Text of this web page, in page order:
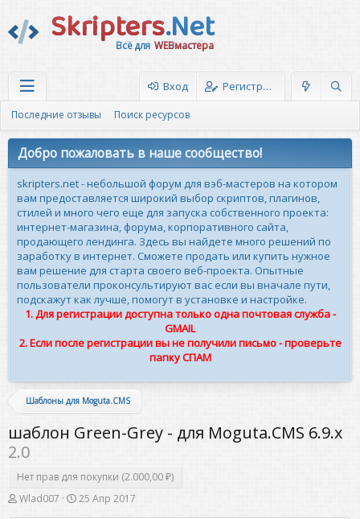
Skripters.Net
Всё для WEBмастера
Вход Регистрация
Последние отзывы Поиск ресурсов
Добро пожаловать в наше сообщество!
skripters.net - небольшой форум для вэб-мастеров на котором
вам предоставляется широкий выбор скриптов, плагинов,
стилей и много чего еще для запуска собственного проекта:
интернет-магазина, форума, корпоративного сайта,
продающего лендинга. Здесь вы найдете много решений по
заработку в интернет. Сможете продать или купить нужное
вам решение для старта своего веб-проекта. Опытные
пользователи проконсультируют вас если вы вначале пути,
подскажут как лучше, помогут в установке и настройке.
1. Для регистрации доступна только одна почтовая служба -
GMAIL
2. Если после регистрации вы не получили письмо - проверьте
папку СПАМ
Шаблоны для Moguta.CMS
шаблон Green-Grey - для Moguta.CMS 6.9.x
2.0
Нет прав для покупки (2.000,00 ₽)
А
Wlad007
Д
25 Апр 2017